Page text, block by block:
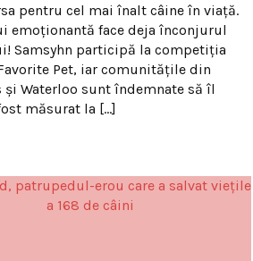
pentru cel mai înalt câine în viață.
emoționantă face deja înconjurul
Samsyhn participă la competiția
Pet, iar comunitățile din
și Waterloo sunt îndemnate să îl
măsurat la […]